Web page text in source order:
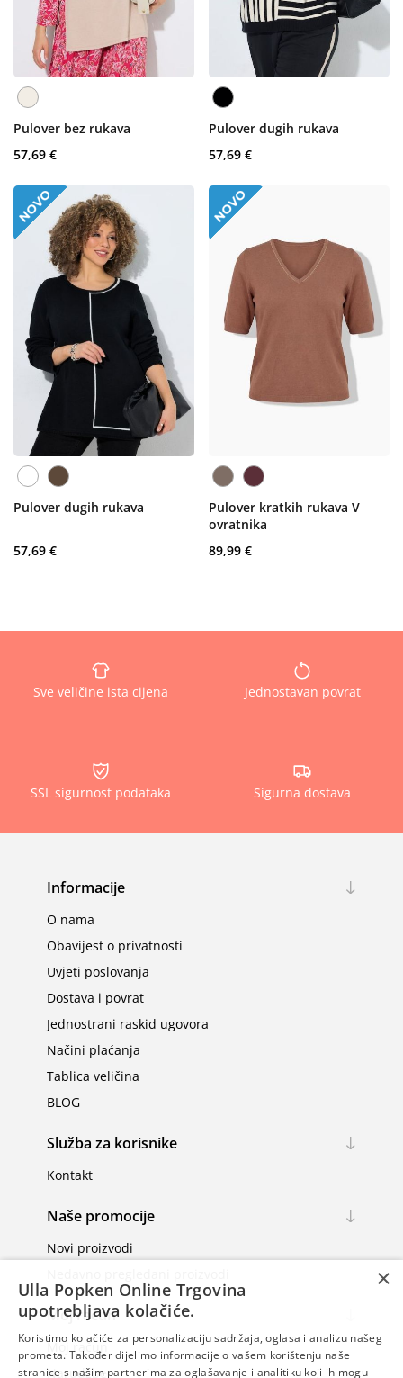
Pulover bez rukava
57,69 €
Pulover dugih rukava
57,69 €
Pulover dugih rukava
57,69 €
Pulover kratkih rukava V
ovratnika
89,99 €
Sve veličine ista cijena Jednostavan povrat
SSL sigurnost podataka Sigurna dostava
Informacije
O nama
Obavijest o privatnosti
Uvjeti poslovanja
Dostava i povrat
Jednostrani raskid ugovora
Načini plaćanja
Tablica veličina
BLOG
Služba za korisnike
Kontakt
Naše promocije
Novi proizvodi
Moj račun
Moj račun
Narudžbe
×
Ulla Popken Online Trgovina
upotrebljava kolačiće.
Koristimo kolačiće za personalizaciju sadržaja, oglasa i analizu našeg
prometa. Također dijelimo informacije o vašem korištenju naše
stranice s našim partnerima za oglašavanje i analitiku koji ih mogu